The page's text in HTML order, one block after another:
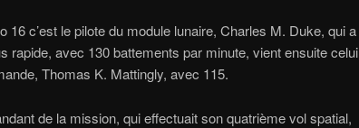
16 c’est le pilote du module lunaire, Charles M. Duke, qui a
rapide, avec 130 battements par minute, vient ensuite celui
Thomas K. Mattingly, avec 115.
de la mission, qui effectuait son quatrième vol spatial,